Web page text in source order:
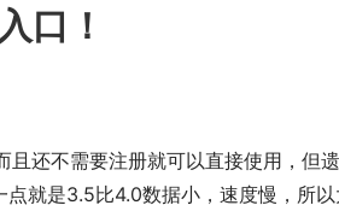
口！
还不需要注册就可以直接使用，但
就是3.5比4.0数据小，速度慢，所以